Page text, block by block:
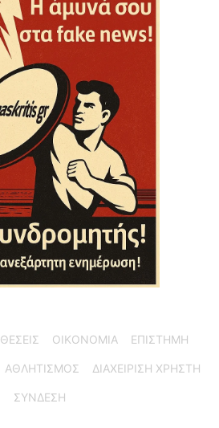
ΘΕΣΕΙΣ ΟΙΚΟΝΟΜΙΑ ΕΠΙΣΤΗΜΗ
ΑΘΛΗΤΙΣΜΟΣ ΔΙΑΧΕΙΡΙΣΗ ΧΡΗΣΤΗ
ΣΥΝΔΕΣΗ